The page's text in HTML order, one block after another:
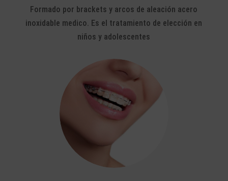
Formado por brackets y arcos de aleación acero
inoxidable medico. Es el tratamiento de elección en
niños y adolescentes